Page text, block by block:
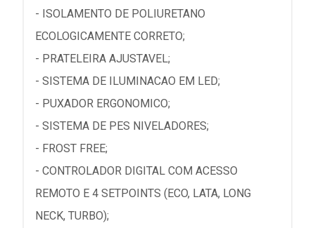
- ISOLAMENTO DE POLIURETANO
ECOLOGICAMENTE CORRETO;
- PRATELEIRA AJUSTAVEL;
- SISTEMA DE ILUMINACAO EM LED;
- PUXADOR ERGONOMICO;
- SISTEMA DE PES NIVELADORES;
- FROST FREE;
- CONTROLADOR DIGITAL COM ACESSO
REMOTO E 4 SETPOINTS (ECO, LATA, LONG
NECK, TURBO);